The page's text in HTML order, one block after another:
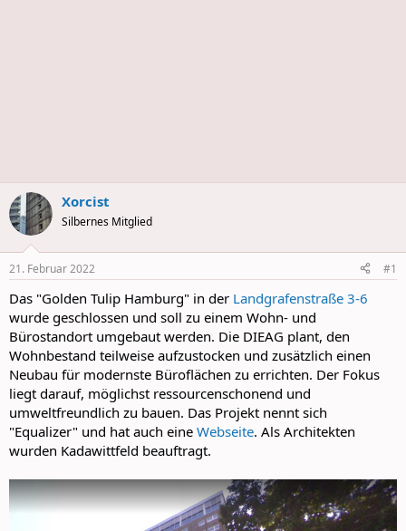
Xorcist
Silbernes Mitglied
21. Februar 2022 #1
Das "Golden Tulip Hamburg" in der Landgrafenstraße 3-6
wurde geschlossen und soll zu einem Wohn- und
Bürostandort umgebaut werden. Die DIEAG plant, den
Wohnbestand teilweise aufzustocken und zusätzlich einen
Neubau für modernste Büroflächen zu errichten. Der Fokus
liegt darauf, möglichst ressourcenschonend und
umweltfreundlich zu bauen. Das Projekt nennt sich
"Equalizer" und hat auch eine Webseite. Als Architekten
wurden Kadawittfeld beauftragt.